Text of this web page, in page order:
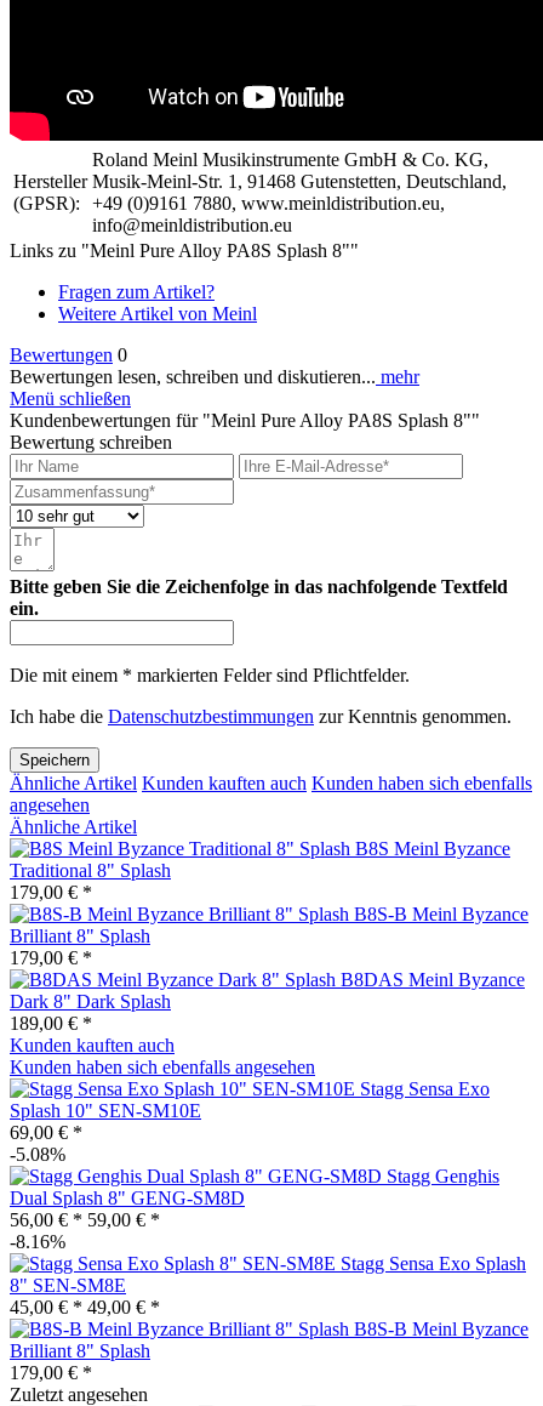
Hersteller
(GPSR):
Roland Meinl Musikinstrumente GmbH & Co. KG,
Musik-Meinl-Str. 1, 91468 Gutenstetten, Deutschland,
+49 (0)9161 7880, www.meinldistribution.eu,
info@meinldistribution.eu
Links zu "Meinl Pure Alloy PA8S Splash 8""
Fragen zum Artikel?
Weitere Artikel von Meinl
Bewertungen 0
Bewertungen lesen, schreiben und diskutieren... mehr
Menü schließen
Kundenbewertungen für "Meinl Pure Alloy PA8S Splash 8""
Bewertung schreiben
Bitte geben Sie die Zeichenfolge in das nachfolgende Textfeld
ein.
Die mit einem * markierten Felder sind Pflichtfelder.
Ich habe die Datenschutzbestimmungen zur Kenntnis genommen.
Speichern
Ähnliche Artikel Kunden kauften auch Kunden haben sich ebenfalls
angesehen
Ähnliche Artikel
B8S Meinl Byzance
Traditional 8" Splash
179,00 € *
B8S-B Meinl Byzance
Brilliant 8" Splash
179,00 € *
B8DAS Meinl Byzance
Dark 8" Dark Splash
189,00 € *
Kunden kauften auch
Kunden haben sich ebenfalls angesehen
Stagg Sensa Exo
Splash 10" SEN-SM10E
69,00 € *
-5.08%
Stagg Genghis
Dual Splash 8" GENG-SM8D
56,00 € * 59,00 € *
-8.16%
Stagg Sensa Exo Splash
8" SEN-SM8E
45,00 € * 49,00 € *
B8S-B Meinl Byzance
Brilliant 8" Splash
179,00 € *
Zuletzt angesehen